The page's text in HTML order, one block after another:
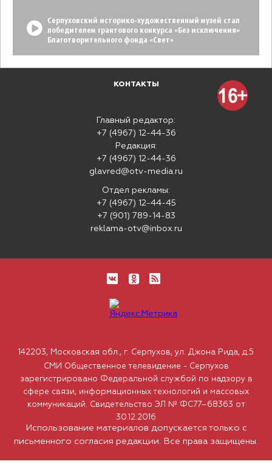
Серпуховский историко-художественный музей стал
победителем грантового конкурса «Без исключения»
Благотворительного фонда «Свет»
КОНТАКТЫ
Главный редактор:
+7 (4967) 12-44-36
Редакция:
+7 (4967) 12-44-36
glavred@otv-media.ru
Отдел рекламы:
+7 (4967) 12-44-45
+7 (901) 789-14-83
reklama-otv@inbox.ru
Использование материалов допускается только с
письменного согласия редакции. Все права защищены.
142203, Московская обл., г. Серпухов, ул. Джона Рида, д.5
СМИ Общественное телевидение - Серпухов
зарегистрировано Федеральной службой по надзору в
сфере связи, информационных технологий и массовых
коммуникаций. Свидетельство ЭЛ № ФС77–68363 от
30.12.2016